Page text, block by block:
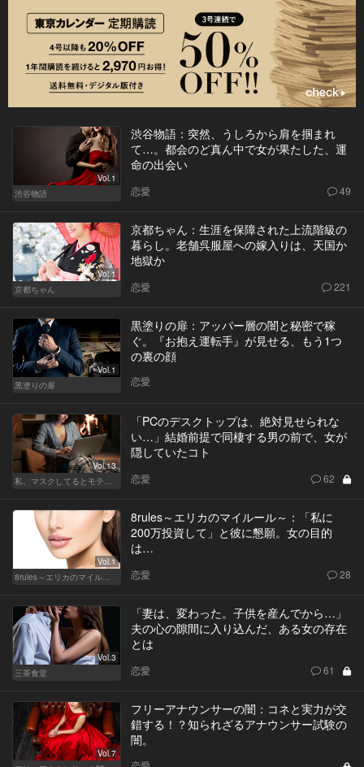
Vol.1
渋谷物語
渋谷物語：突然、うしろから肩を掴まれ
て…。都会のど真ん中で女が果たした、運
命の出会い
恋愛 49
Vol.1
京都ちゃん
京都ちゃん：生涯を保障された上流階級の
暮らし。老舗呉服屋への嫁入りは、天国か
地獄か
恋愛 221
Vol.1
黒塗りの扉
黒塗りの扉：アッパー層の闇と秘密で稼
ぐ。『お抱え運転手』が見せる、もう1つ
の裏の顔
恋愛
Vol.13
私、マスクしてるとモテるんです
「PCのデスクトップは、絶対見せられな
い…」結婚前提で同棲する男の前で、女が
隠していたコト
恋愛 62
Vol.1
8rules～エリカのマイルール～
8rules～エリカのマイルール～：「私に
200万投資して」と彼に懇願。女の目的
は…
恋愛 28
Vol.3
三茶食堂
「妻は、変わった。子供を産んでから…」
夫の心の隙間に入り込んだ、ある女の存在
とは
恋愛 61
Vol.7
フリーアナウンサーの闇：コネと実力が交
錯する！？知られざるアナウンサー試験の
闇。